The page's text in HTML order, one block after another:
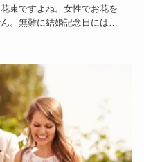
束ですよね。女性でお花を
。無難に結婚記念日には花